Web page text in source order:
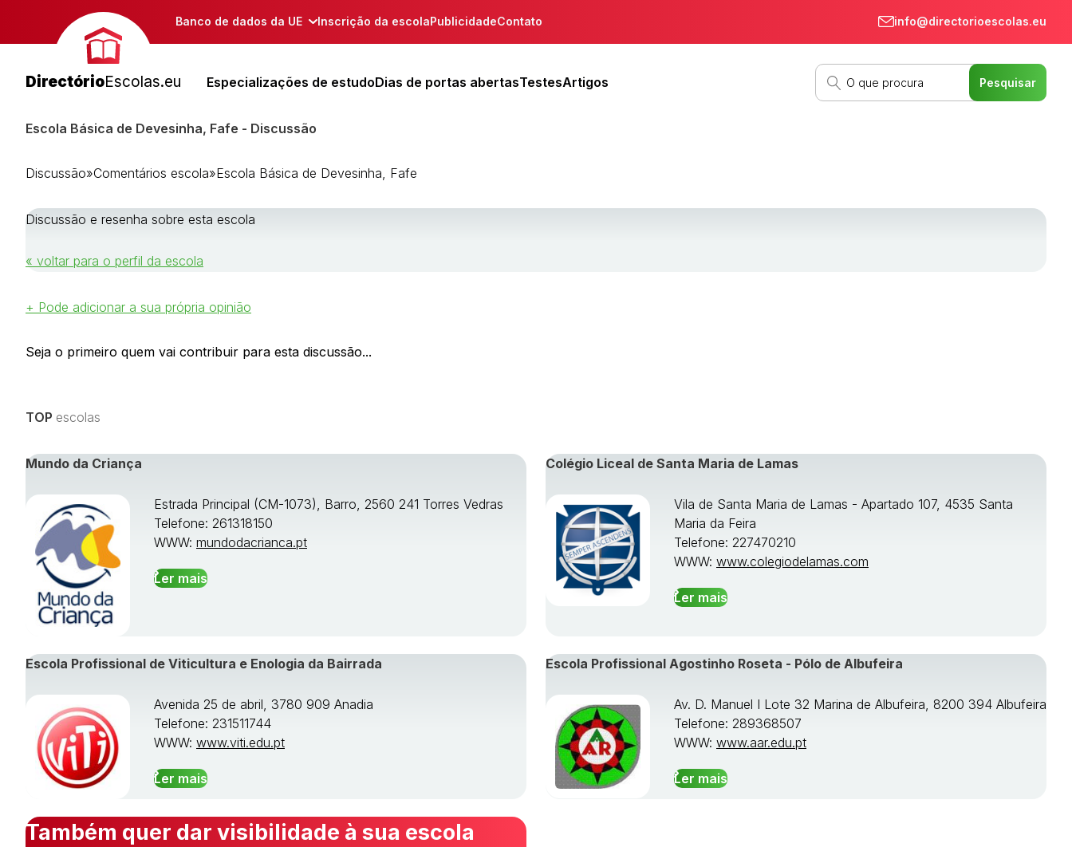
Banco de dados da UE Inscrição da escolaPublicidadeContato info@directorioescolas.eu
DirectórioEscolas.eu Especializações de estudoDias de portas abertasTestesArtigos
Escola Básica de Devesinha, Fafe - Discussão
Discussão»Comentários escola»Escola Básica de Devesinha, Fafe
Discussão e resenha sobre esta escola
« voltar para o perfil da escola
+ Pode adicionar a sua própria opinião
Seja o primeiro quem vai contribuir para esta discussão...
TOP escolas
Mundo da Criança
Estrada Principal (CM-1073), Barro, 2560 241 Torres Vedras
Telefone: 261318150
WWW: mundodacrianca.pt
Ler mais
Colégio Liceal de Santa Maria de Lamas
Vila de Santa Maria de Lamas - Apartado 107, 4535 Santa
Maria da Feira
Telefone: 227470210
WWW: www.colegiodelamas.com
Ler mais
Escola Profissional de Viticultura e Enologia da Bairrada
Avenida 25 de abril, 3780 909 Anadia
Telefone: 231511744
WWW: www.viti.edu.pt
Ler mais
Escola Profissional Agostinho Roseta - Pólo de Albufeira
Av. D. Manuel I Lote 32 Marina de Albufeira, 8200 394 Albufeira
Telefone: 289368507
WWW: www.aar.edu.pt
Ler mais
Também quer dar visibilidade à sua escola